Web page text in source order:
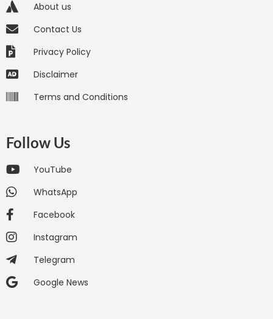
About us
Contact Us
Privacy Policy
Disclaimer
Terms and Conditions
Follow Us
YouTube
WhatsApp
Facebook
Instagram
Telegram
Google News